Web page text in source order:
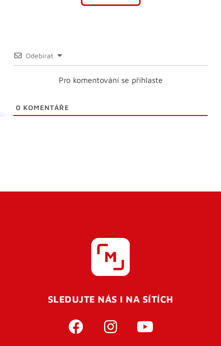
Odebírat
Pro komentování se přihlaste
0 KOMENTÁŘE
SLEDUJTE NÁS I NA SÍTÍCH